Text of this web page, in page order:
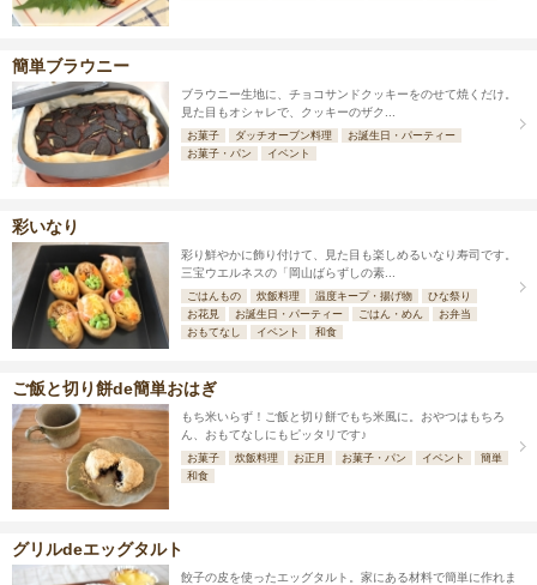
簡単ブラウニー
ブラウニー生地に、チョコサンドクッキーをのせて焼くだけ。
見た目もオシャレで、クッキーのザク...
お菓子 ダッチオーブン料理
お誕生日・パーティー
お菓子・パン
イベント
彩いなり
彩り鮮やかに飾り付けて、見た目も楽しめるいなり寿司です。
三宝ウエルネスの「岡山ばらずしの素...
ごはんもの 炊飯料理 温度キープ・揚げ物
ひな祭り
お花見
お誕生日・パーティー ごはん・めん
お弁当
おもてなし
イベント 和食
ご飯と切り餅de簡単おはぎ
もち米いらず！ご飯と切り餅でもち米風に。おやつはもちろ
ん、おもてなしにもピッタリです♪
お菓子 炊飯料理 お正月 お菓子・パン イベント
簡単
和食
グリルdeエッグタルト
餃子の皮を使ったエッグタルト。家にある材料で簡単に作れま